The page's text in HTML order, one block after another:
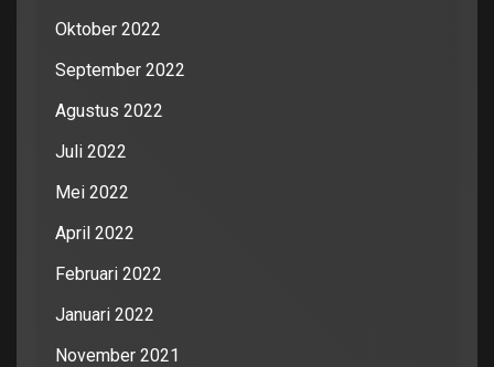
Oktober 2022
September 2022
Agustus 2022
Juli 2022
Mei 2022
April 2022
Februari 2022
Januari 2022
November 2021